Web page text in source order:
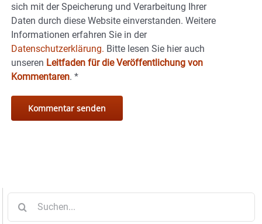
sich mit der Speicherung und Verarbeitung Ihrer
Daten durch diese Website einverstanden. Weitere
Informationen erfahren Sie in der
Datenschutzerklärung. Bitte lesen Sie hier auch
unseren Leitfaden für die Veröffentlichung von
Kommentaren. *
nach: